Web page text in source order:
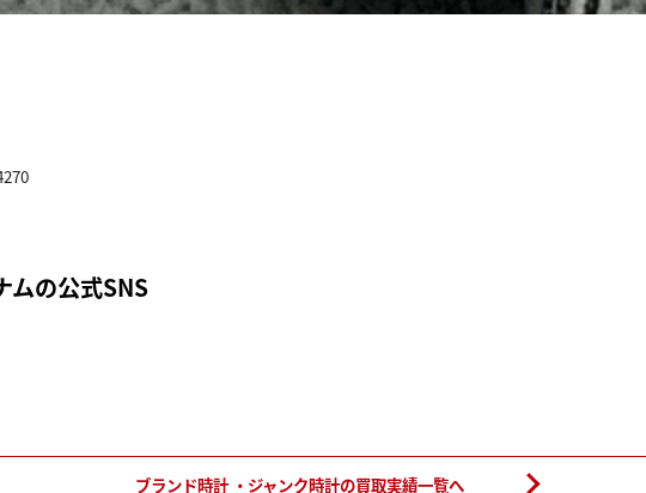
ムの公式SNS
ブランド時計 ・ジャンク時計の買取実績一覧へ